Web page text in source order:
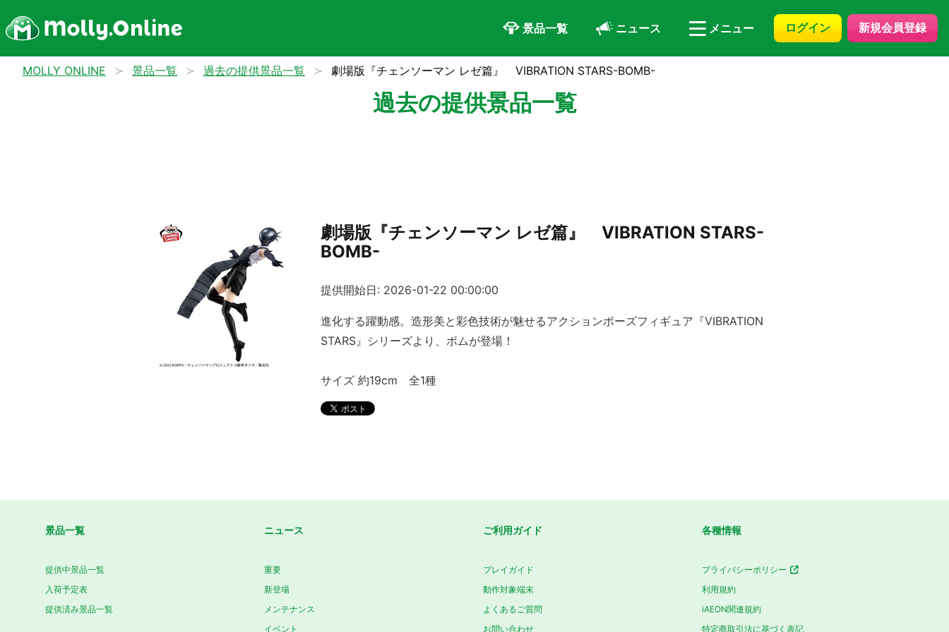
景品一覧 ニュース メニュー ログイン 新規会員登録
MOLLY ONLINE 景品一覧 過去の提供景品一覧 劇場版『チェンソーマン レゼ篇』 VIBRATION STARS-BOMB-
過去の提供景品一覧
劇場版『チェンソーマン レゼ篇』 VIBRATION STARS-
BOMB-
提供開始日: 2026-01-22 00:00:00
進化する躍動感。造形美と彩色技術が魅せるアクションポーズフィギュア『VIBRATION
STARS』シリーズより、ボムが登場！
サイズ 約19cm 全1種
景品一覧
提供中景品一覧
入荷予定表
提供済み景品一覧
ニュース
重要
新登場
メンテナンス
イベント
ご利用ガイド
プレイガイド
動作対象端末
よくあるご質問
お問い合わせ
各種情報
プライバシーポリシー
利用規約
iAEON関連規約
特定商取引法に基づく表記